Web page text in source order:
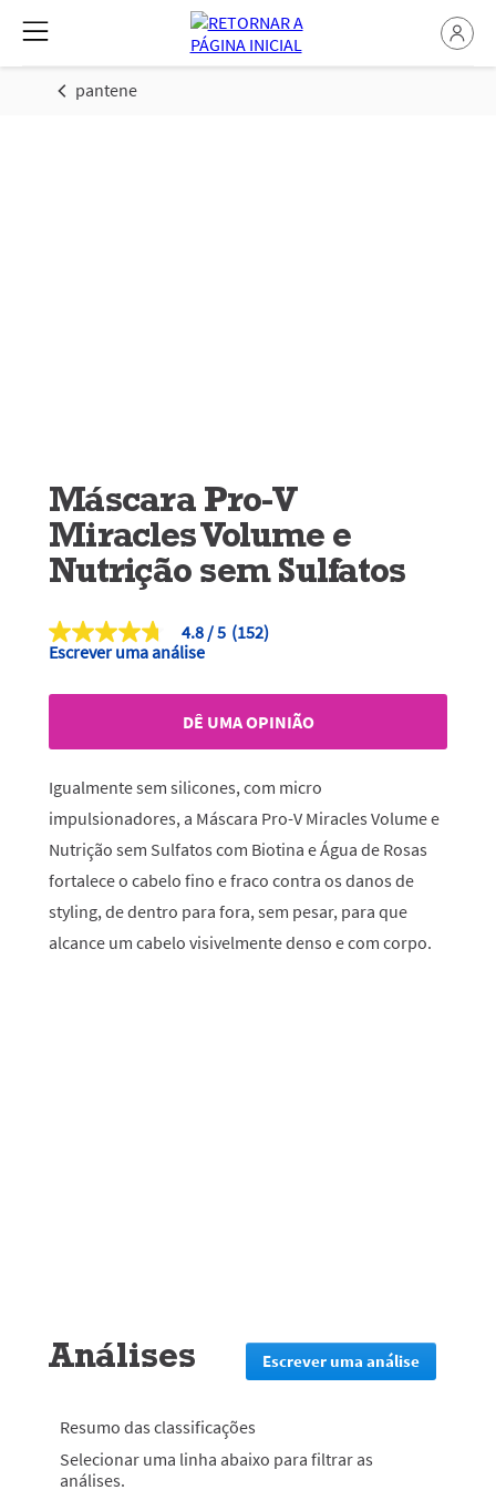
pantene
Máscara Pro-V
Miracles Volume e
Nutrição sem Sulfatos
4.8
de
estrelas,
de
Read
152
Reviews.
Link
para
a
mesma
página.
4.8
(152)
Escrever uma análise
DÊ UMA OPINIÃO
Igualmente sem silicones, com micro
impulsionadores, a Máscara Pro-V Miracles Volume e
Nutrição sem Sulfatos com Biotina e Água de Rosas
fortalece o cabelo fino e fraco contra os danos de
styling, de dentro para fora, sem pesar, para que
alcance um cabelo visivelmente denso e com corpo.
Análises Escrever uma análise
Esta
Resumo das classificações
Selecionar uma linha abaixo para filtrar as
análises.